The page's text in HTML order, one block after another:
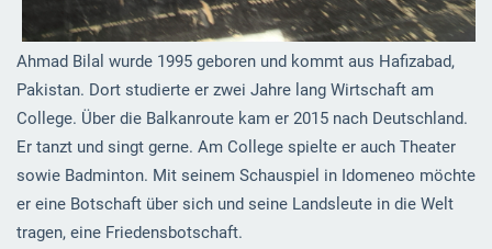
Ahmad Bilal wurde 1995 geboren und kommt aus Hafizabad,
Pakistan. Dort studierte er zwei Jahre lang Wirtschaft am
College. Über die Balkanroute kam er 2015 nach Deutschland.
Er tanzt und singt gerne. Am College spielte er auch Theater
sowie Badminton. Mit seinem Schauspiel in Idomeneo möchte
er eine Botschaft über sich und seine Landsleute in die Welt
tragen, eine Friedensbotschaft.